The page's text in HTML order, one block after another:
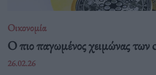
Οικονομία
Ο πιο παγωμένος χειμώνας
26.02.26